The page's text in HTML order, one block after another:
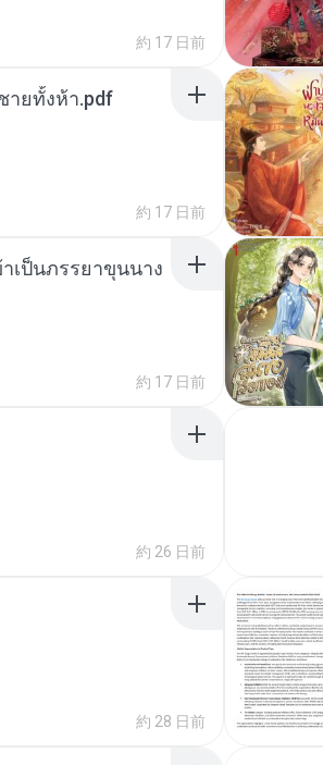
約 17 日前
ายทั้งห้า.pdf
約 17 日前
เป็นภรรยาขุนนาง
約 17 日前
約 26 日前
約 28 日前